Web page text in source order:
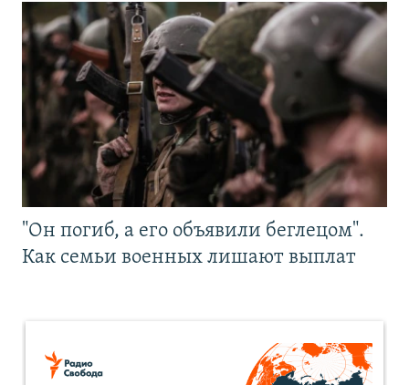
"Он погиб, а его объявили беглецом".
Как семьи военных лишают выплат